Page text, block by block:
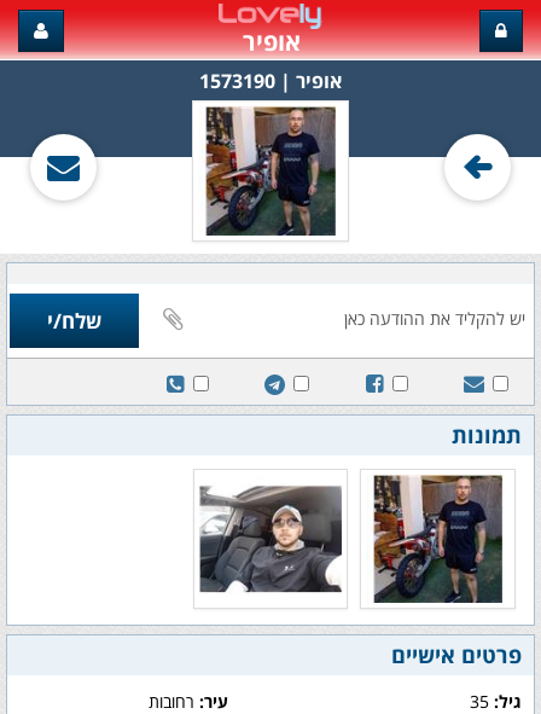
אופיר
אופיר‏ | 1573190
תמונות
פרטים אישיים
גיל: עיר:רחובות